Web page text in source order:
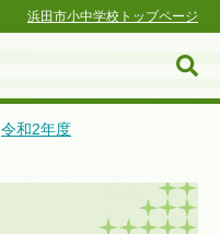
浜田市小中学校トップページ
令和2年度